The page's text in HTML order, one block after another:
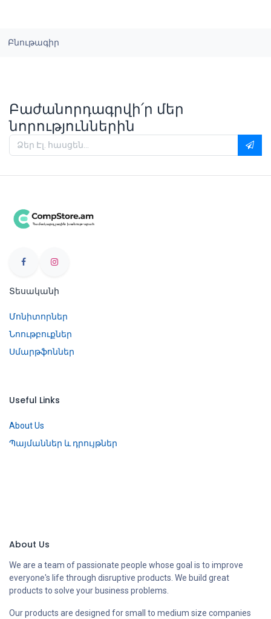
Բնութագիր
Բաժանորդագրվի՛ր մեր
նորություններին
Տեսականի
Մոնիտորներ
Նոութբուքներ
Սմարթֆոններ
Useful Links
About Us
Պայմաններ և դրույթներ
About Us
We are a team of passionate people whose goal is to improve
everyone's life through disruptive products. We build great
products to solve your business problems.
Our products are designed for small to medium size companies